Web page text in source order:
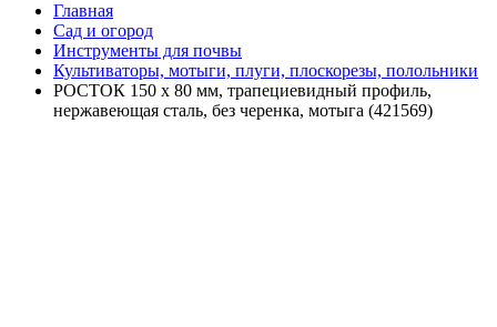
Главная
Сад и огород
Инструменты для почвы
Культиваторы, мотыги, плуги, плоскорезы, полольники
РОСТОК 150 х 80 мм, трапециевидный профиль,
нержавеющая сталь, без черенка, мотыга (421569)